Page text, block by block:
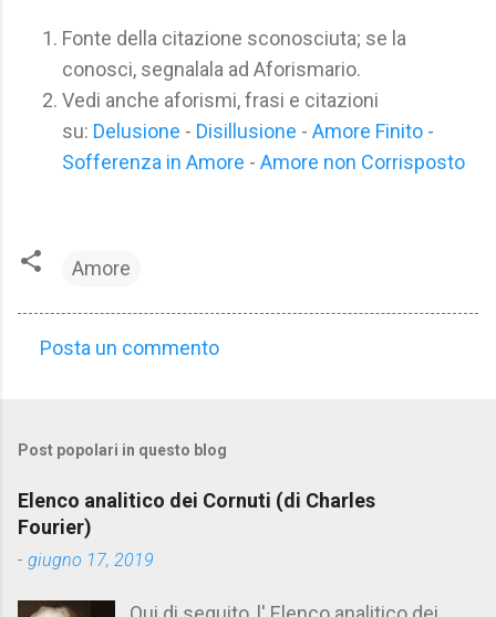
Fonte della citazione sconosciuta; se la
conosci, segnalala ad Aforismario.
Vedi anche aforismi, frasi e citazioni
su: Delusione - Disillusione - Amore Finito -
Sofferenza in Amore - Amore non Corrisposto
Amore
m
e
n
t
Posta un commento
Post popolari in questo blog
Elenco analitico dei Cornuti (di Charles
Fourier)
- giugno 17, 2019